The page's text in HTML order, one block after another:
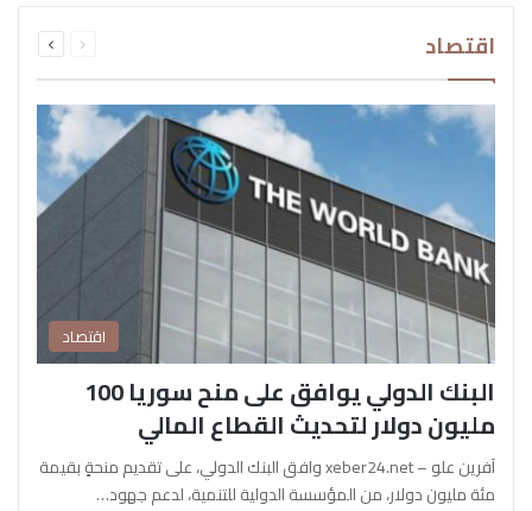
اقتصاد الصفحةالصفحة
اقتصاد
البنك الدولي يوافق على منح سوريا 100
مليون دولار لتحديث القطاع المالي
آفرين علو – xeber24.net وافق البنك الدولي، على تقديم منحةٍ بقيمة
مئة مليون دولار، من المؤسسة الدولية للتنمية، لدعم جهود…